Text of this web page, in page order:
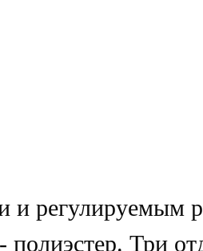
и регулируемым
полиэстер. Три